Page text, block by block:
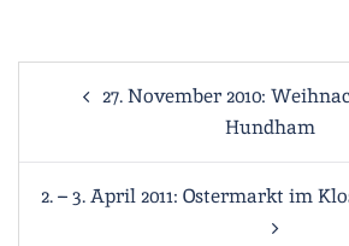
27. November 2010:
Hundham
2. – 3. April 2011: Ostermarkt im